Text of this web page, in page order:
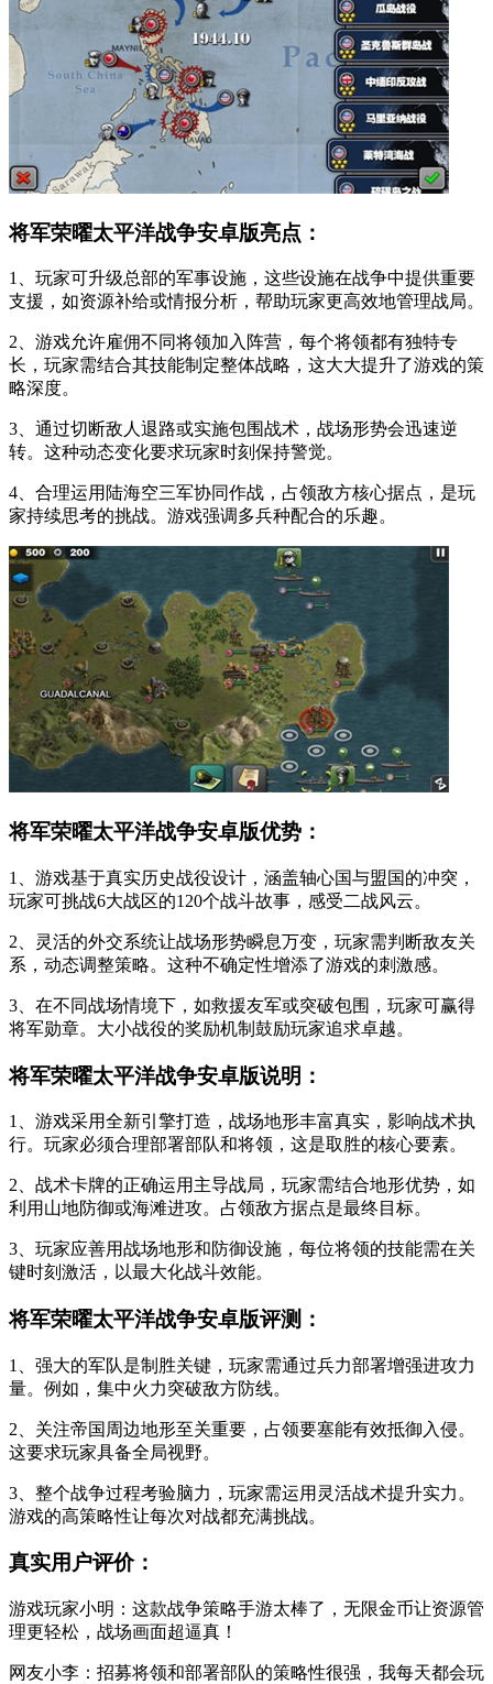
将军荣曜太平洋战争安卓版亮点：
1、玩家可升级总部的军事设施，这些设施在战争中提供重要
支援，如资源补给或情报分析，帮助玩家更高效地管理战局。
2、游戏允许雇佣不同将领加入阵营，每个将领都有独特专
长，玩家需结合其技能制定整体战略，这大大提升了游戏的策
略深度。
3、通过切断敌人退路或实施包围战术，战场形势会迅速逆
转。这种动态变化要求玩家时刻保持警觉。
4、合理运用陆海空三军协同作战，占领敌方核心据点，是玩
家持续思考的挑战。游戏强调多兵种配合的乐趣。
将军荣曜太平洋战争安卓版优势：
1、游戏基于真实历史战役设计，涵盖轴心国与盟国的冲突，
玩家可挑战6大战区的120个战斗故事，感受二战风云。
2、灵活的外交系统让战场形势瞬息万变，玩家需判断敌友关
系，动态调整策略。这种不确定性增添了游戏的刺激感。
3、在不同战场情境下，如救援友军或突破包围，玩家可赢得
将军勋章。大小战役的奖励机制鼓励玩家追求卓越。
将军荣曜太平洋战争安卓版说明：
1、游戏采用全新引擎打造，战场地形丰富真实，影响战术执
行。玩家必须合理部署部队和将领，这是取胜的核心要素。
2、战术卡牌的正确运用主导战局，玩家需结合地形优势，如
利用山地防御或海滩进攻。占领敌方据点是最终目标。
3、玩家应善用战场地形和防御设施，每位将领的技能需在关
键时刻激活，以最大化战斗效能。
将军荣曜太平洋战争安卓版评测：
1、强大的军队是制胜关键，玩家需通过兵力部署增强进攻力
量。例如，集中火力突破敌方防线。
2、关注帝国周边地形至关重要，占领要塞能有效抵御入侵。
这要求玩家具备全局视野。
3、整个战争过程考验脑力，玩家需运用灵活战术提升实力。
游戏的高策略性让每次对战都充满挑战。
真实用户评价：
游戏玩家小明：这款战争策略手游太棒了，无限金币让资源管
理更轻松，战场画面超逼真！
网友小李：招募将领和部署部队的策略性很强，我每天都会玩